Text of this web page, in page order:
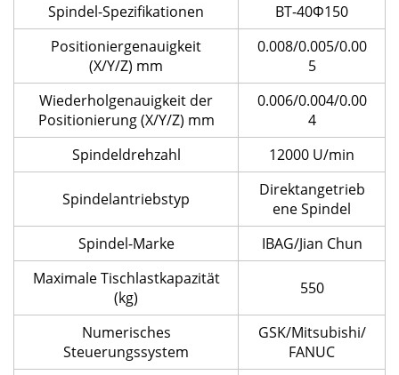
Spindel-Spezifikationen
BT-40Φ150
Positioniergenauigkeit
(X/Y/Z) mm
0.008/0.005/0.00
5
Wiederholgenauigkeit der
Positionierung (X/Y/Z) mm
0.006/0.004/0.00
4
Spindeldrehzahl
12000 U/min
Spindelantriebstyp
Direktangetrieb
ene Spindel
Spindel-Marke
IBAG/Jian Chun
Maximale Tischlastkapazität
(kg)
550
Numerisches
Steuerungssystem
GSK/Mitsubishi/
FANUC